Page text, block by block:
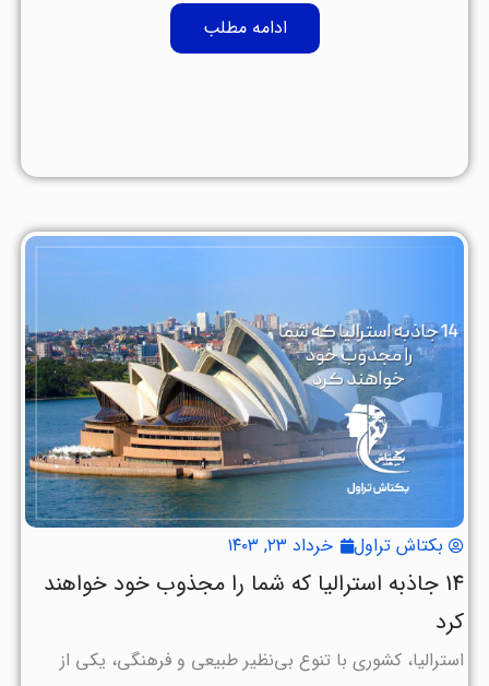
ادامه مطلب
بکتاش تراول خرداد ۲۳, ۱۴۰۳
14 جاذبه استرالیا که شما را مجذوب خود خواهند
کرد
استرالیا، کشوری با تنوع بی‌نظیر طبیعی و فرهنگی، یکی از